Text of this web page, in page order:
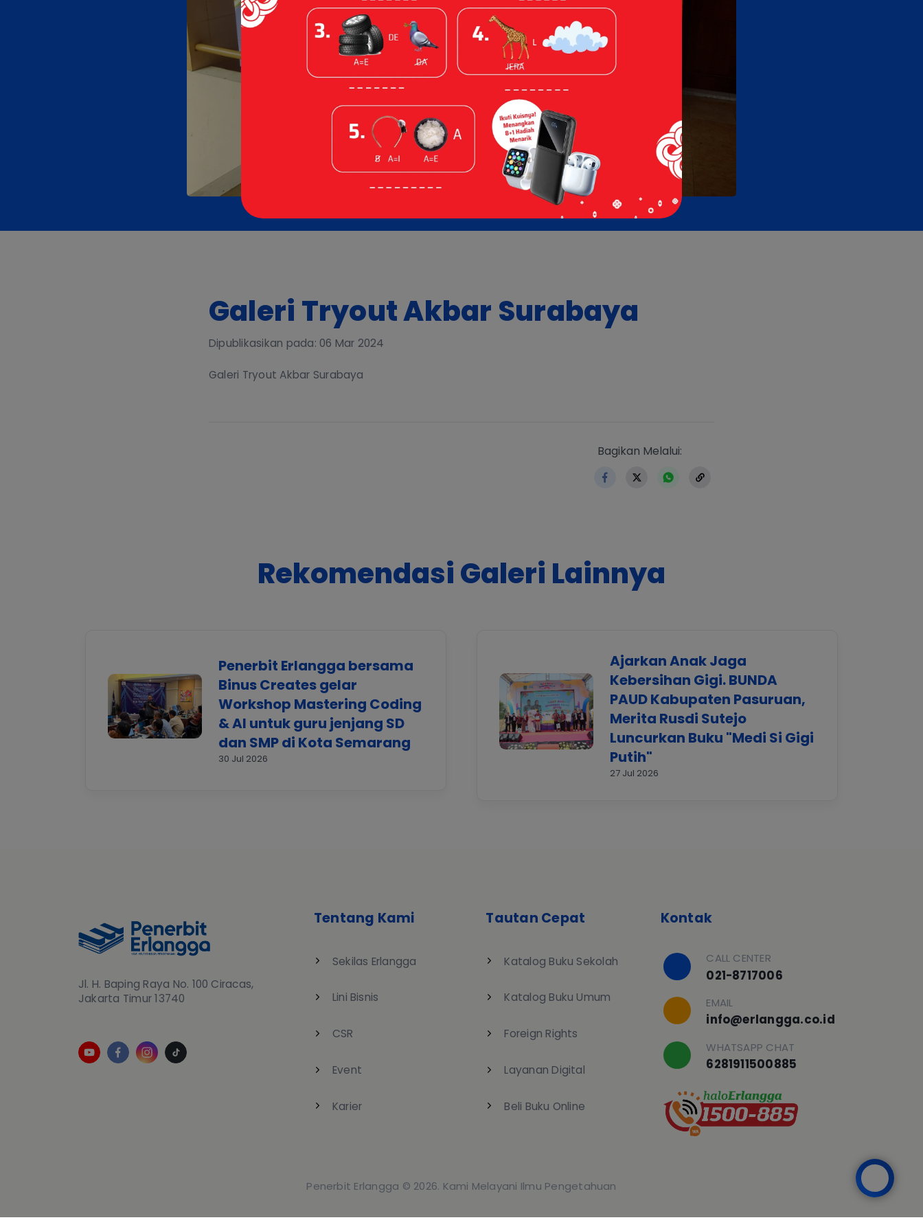
Galeri Tryout Akbar Surabaya
Dipublikasikan pada: 06 Mar 2024
Galeri Tryout Akbar Surabaya
Bagikan Melalui:
Rekomendasi Galeri Lainnya
Penerbit Erlangga bersama
Binus Creates gelar
Workshop Mastering Coding
& AI untuk guru jenjang SD
dan SMP di Kota Semarang
30 Jul 2026
Ajarkan Anak Jaga
Kebersihan Gigi. BUNDA
PAUD Kabupaten Pasuruan,
Merita Rusdi Sutejo
Luncurkan Buku "Medi Si Gigi
Putih"
27 Jul 2026
Jl. H. Baping Raya No. 100 Ciracas,
Jakarta Timur 13740
Tentang Kami
Sekilas Erlangga
Lini Bisnis
CSR
Event
Karier
Tautan Cepat
Katalog Buku Sekolah
Katalog Buku Umum
Foreign Rights
Layanan Digital
Beli Buku Online
Kontak
CALL CENTER
021-8717006
EMAIL
info@erlangga.co.id
WHATSAPP CHAT
6281911500885
Penerbit Erlangga © 2026. Kami Melayani Ilmu Pengetahuan